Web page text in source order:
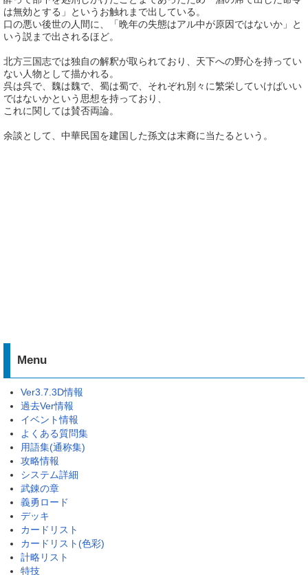
は無効とする」というお触れまで出している。
口の悪い後世の人間に、「晩年の失態はアル中が原因ではないか」と
いう説まで出されるほど。
北方三国志では独自の解釈が取られており、天下への野心を持ってい
ない人物として描かれる。
呉は呉で、魏は魏で、蜀は蜀で、それぞれ別々に繁栄していけばいい
ではないかという思想を持っており、
これに関しては賛否両論。
余談として、中華民国を建国した孫文は末裔に当たるという。
Menu
Ver3.7.3D情報
過去Ver情報
イベント情報
よくある質問集
用語集(通称集)
攻略情報
システム詳細
武錬の章
義勇ロード
デッキ
カードリスト
カードリスト(色彩)
計略リスト
特技